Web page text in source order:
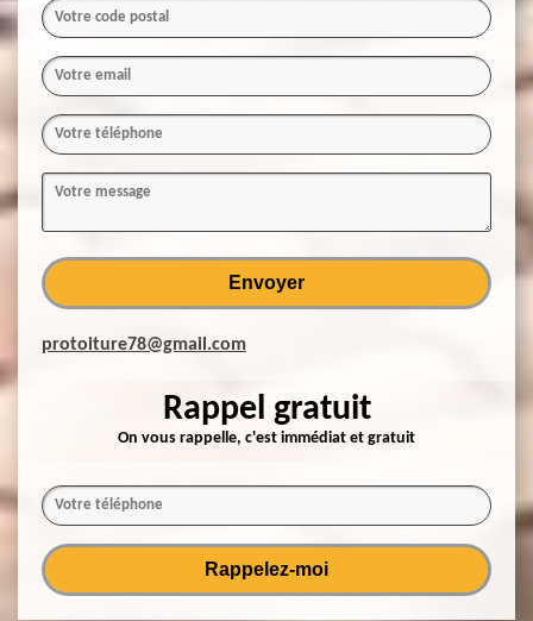
protoiture78@gmail.com
Rappel gratuit
On vous rappelle, c'est immédiat et gratuit